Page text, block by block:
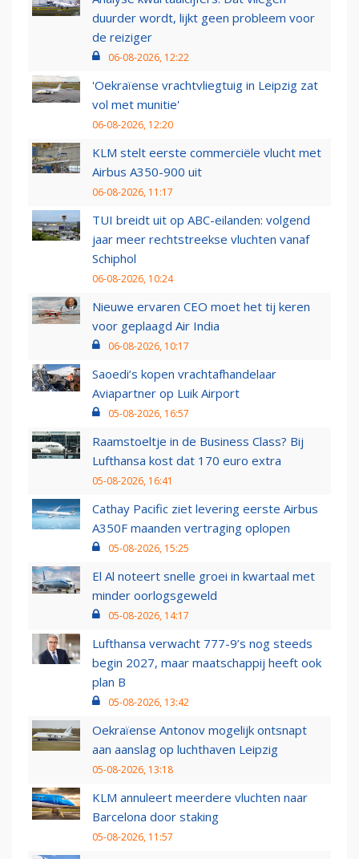
duurder wordt, lijkt geen probleem voor
de reiziger
06-08-2026, 12:22
'Oekraïense vrachtvliegtuig in Leipzig zat
vol met munitie'
06-08-2026, 12:20
KLM stelt eerste commerciële vlucht met
Airbus A350-900 uit
06-08-2026, 11:17
TUI breidt uit op ABC-eilanden: volgend
jaar meer rechtstreekse vluchten vanaf
Schiphol
06-08-2026, 10:24
Nieuwe ervaren CEO moet het tij keren
voor geplaagd Air India
06-08-2026, 10:17
Saoedi’s kopen vrachtafhandelaar
Aviapartner op Luik Airport
05-08-2026, 16:57
Raamstoeltje in de Business Class? Bij
Lufthansa kost dat 170 euro extra
05-08-2026, 16:41
Cathay Pacific ziet levering eerste Airbus
A350F maanden vertraging oplopen
05-08-2026, 15:25
El Al noteert snelle groei in kwartaal met
minder oorlogsgeweld
05-08-2026, 14:17
Lufthansa verwacht 777-9’s nog steeds
begin 2027, maar maatschappij heeft ook
plan B
05-08-2026, 13:42
Oekraïense Antonov mogelijk ontsnapt
aan aanslag op luchthaven Leipzig
05-08-2026, 13:18
KLM annuleert meerdere vluchten naar
Barcelona door staking
05-08-2026, 11:57